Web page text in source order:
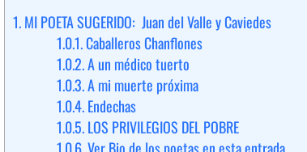
1.MI POETA SUGERIDO: Juan del Valle y Caviedes
1.0.1.Caballeros Chanflones
1.0.2.A un médico tuerto
1.0.3.A mi muerte próxima
1.0.4.Endechas
1.0.5.LOS PRIVILEGIOS DEL POBRE